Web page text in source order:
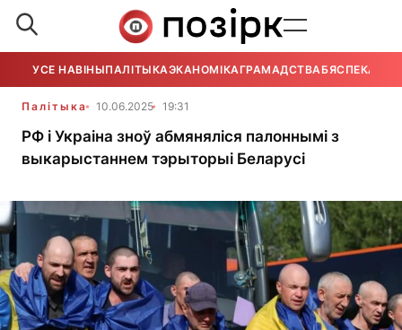
УСЕ НАВІНЫПАЛІТЫКАЭКАНОМІКАГРАМАДСТВАБЯСПЕКА
Палітыка 10.06.2025 19:31
РФ і Украіна зноў абмяняліся палоннымі з
выкарыстаннем тэрыторыі Беларусі